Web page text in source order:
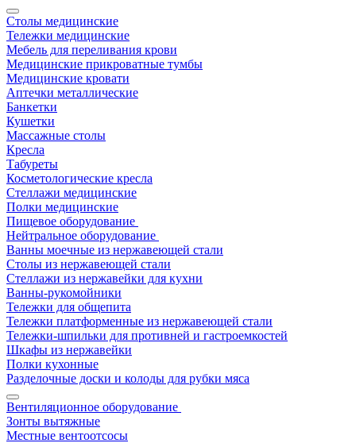
Столы медицинские
Тележки медицинские
Мебель для переливания крови
Медицинские прикроватные тумбы
Медицинские кровати
Аптечки металлические
Банкетки
Кушетки
Массажные столы
Кресла
Табуреты
Косметологические кресла
Стеллажи медицинские
Полки медицинские
Пищевое оборудование
Нейтральное оборудование
Ванны моечные из нержавеющей стали
Столы из нержавеющей стали
Стеллажи из нержавейки для кухни
Ванны-рукомойники
Тележки для общепита
Тележки платформенные из нержавеющей стали
Тележки-шпильки для противней и гастроемкостей
Шкафы из нержавейки
Полки кухонные
Разделочные доски и колоды для рубки мяса
Вентиляционное оборудование
Зонты вытяжные
Местные вентоотсосы